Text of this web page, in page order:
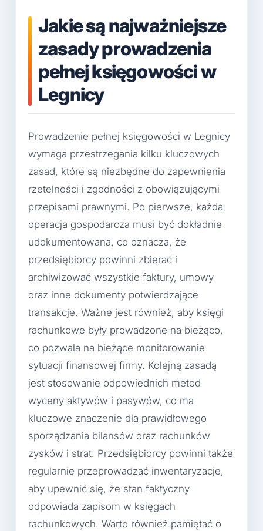
Jakie są najważniejsze
zasady prowadzenia
pełnej księgowości w
Legnicy
Prowadzenie pełnej księgowości w Legnicy
wymaga przestrzegania kilku kluczowych
zasad, które są niezbędne do zapewnienia
rzetelności i zgodności z obowiązującymi
przepisami prawnymi. Po pierwsze, każda
operacja gospodarcza musi być dokładnie
udokumentowana, co oznacza, że
przedsiębiorcy powinni zbierać i
archiwizować wszystkie faktury, umowy
oraz inne dokumenty potwierdzające
transakcje. Ważne jest również, aby księgi
rachunkowe były prowadzone na bieżąco,
co pozwala na bieżące monitorowanie
sytuacji finansowej firmy. Kolejną zasadą
jest stosowanie odpowiednich metod
wyceny aktywów i pasywów, co ma
kluczowe znaczenie dla prawidłowego
sporządzania bilansów oraz rachunków
zysków i strat. Przedsiębiorcy powinni także
regularnie przeprowadzać inwentaryzacje,
aby upewnić się, że stan faktyczny
odpowiada zapisom w księgach
rachunkowych. Warto również pamiętać o